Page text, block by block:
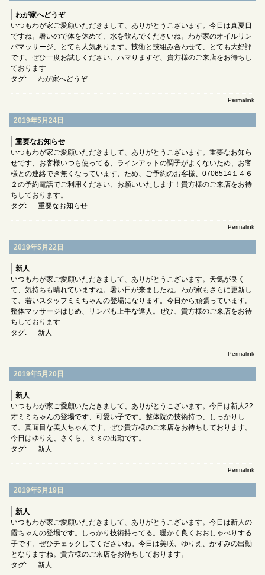
わが家へどうぞ
いつもわが家ご愛顧いただきまして、ありがとうこざいます。今日は真夏日
ですね。暑いので体を休めて、水を飲んでくださいね。わが家のオイルリン
パマッサージ、とても人気あります。技術と技組み合わせて、とても大好評
です。ぜひ一度お試しください、ハマりますぞ、貴方様のご来店をお待ちし
ております
タグ:
わが家へどうぞ
Permalink
2019年5月24日
重要なお知らせ
いつもわが家ご愛顧いただきまして、ありがとうこざいます。重要なお知ら
せです、お客様いつも使ってる、ラインアットの調子がよくないため、お客
様との連絡でき無くなっています、ため、ご予約のお客様、0706514１４６
２の予約電話でご利用ください、お願いいたします！貴方様のご来店をお待
ちしております。
タグ:
重要なお知らせ
Permalink
2019年5月22日
新人
いつもわが家ご愛顧いただきまして、ありがとうこざいます。天気が良く
て、気持ちも晴れていますね。暑い日が来ましたね。わが家もさらに更新し
て、若いスタッフミミちゃんの登場になります。今日から頑張っています。
整体マッサージはじめ、リンパも上手な達人。ぜひ、貴方様のご来店をお待
ちしております
タグ:
新人
Permalink
2019年5月20日
新人
いつもわが家ご愛顧いただきまして、ありがとうこざいます。今日は新人22
才ミミちゃんの登場です、可愛い子です。整体院の技術持つ、しっかりし
て、真面目な美人ちゃんです。ぜひ貴方様のご来店をお待ちしております。
今日はゆりえ、さくら、ミミの出勤です。
タグ:
新人
Permalink
2019年5月19日
新人
いつもわが家ご愛顧いただきまして、ありがとうこざいます。今日は新人の
霞ちゃんの登場です。しっかり技術持ってる。暖かく良くおおしゃべりする
子です。ぜひチェックしてくださいね。今日は美咲、ゆりえ、かすみの出勤
となりますね。貴方様のご来店をお待ちしております。
タグ:
新人